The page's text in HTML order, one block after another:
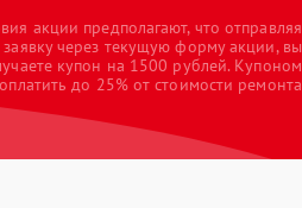
акции предполагают, что отправляя
заявку через текущую форму акции, вы
купон на 1500 рублей. Купоном
до 25% от стоимости ремонта